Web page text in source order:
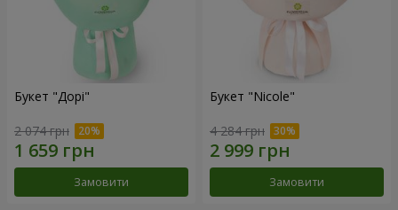
Букет "Дорі"
2 074 грн
Замовити
Букет "Nicole"
4 284 грн
Замовити